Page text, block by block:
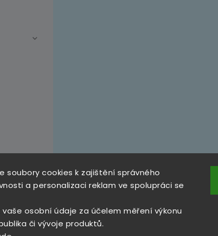
soubory cookies k zajištění správného
a personalizaci reklam ve spolupráci se
osobní údaje za účelem měření výkonu
či vývoje produktů.